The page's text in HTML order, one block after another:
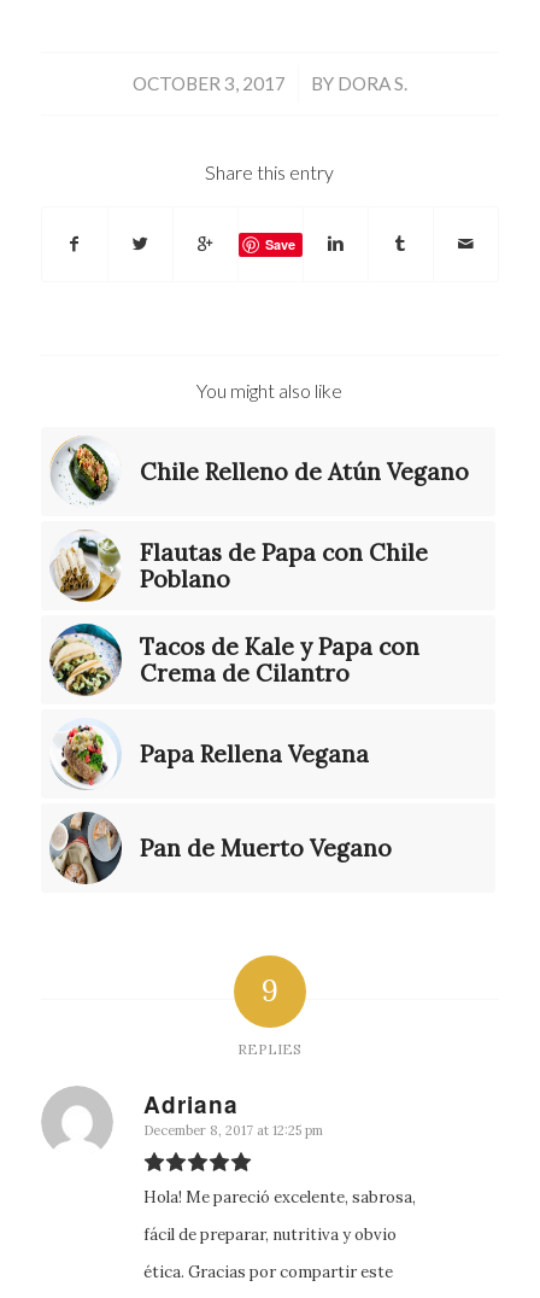
OCTOBER 3, 2017
/ BY DORA S.
Share this entry
Save
You might also like
Chile Relleno de Atún Vegano
Flautas de Papa con Chile
Poblano
Tacos de Kale y Papa con
Crema de Cilantro
Papa Rellena Vegana
Pan de Muerto Vegano
9
REPLIES
Adriana
says:
December 8, 2017 at 12:25 pm
Hola! Me pareció excelente, sabrosa,
fácil de preparar, nutritiva y obvio
ética. Gracias por compartir este